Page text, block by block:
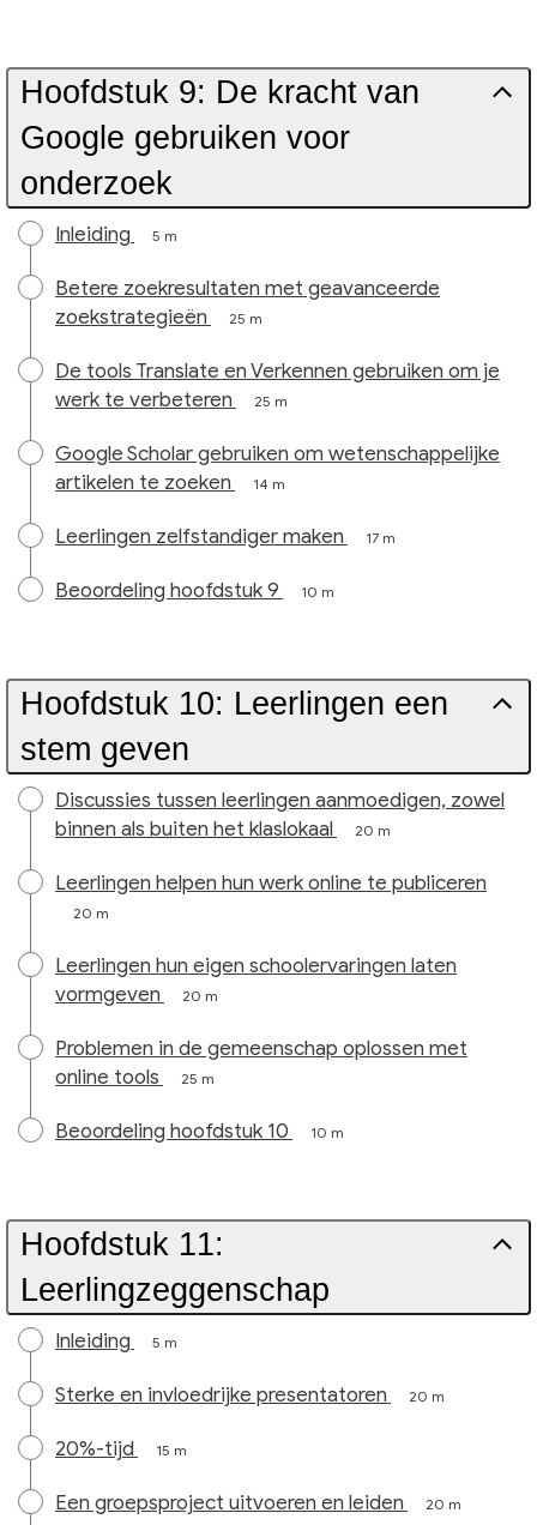
Hoofdstuk 9: De kracht van
Google gebruiken voor
onderzoek
Inleiding 5 m
Betere zoekresultaten met geavanceerde
zoekstrategieën
25 m
De tools Translate en Verkennen gebruiken om je
werk te verbeteren
25 m
Google Scholar gebruiken om wetenschappelijke
artikelen te zoeken
14 m
Leerlingen zelfstandiger maken 17 m
Beoordeling hoofdstuk 9 10 m
Hoofdstuk 10: Leerlingen een
stem geven
Discussies tussen leerlingen aanmoedigen, zowel
binnen als buiten het klaslokaal
20 m
Leerlingen helpen hun werk online te publiceren
20 m
Leerlingen hun eigen schoolervaringen laten
vormgeven
20 m
Problemen in de gemeenschap oplossen met
online tools
25 m
Beoordeling hoofdstuk 10 10 m
Hoofdstuk 11:
Leerlingzeggenschap
Inleiding 5 m
Sterke en invloedrijke presentatoren 20 m
20%-tijd 15 m
Een groepsproject uitvoeren en leiden 20 m